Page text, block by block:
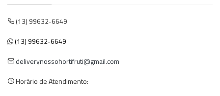
(13) 99632-6649
(13) 99632-6649
deliverynossohortifruti@gmail.com
Horário de Atendimento: